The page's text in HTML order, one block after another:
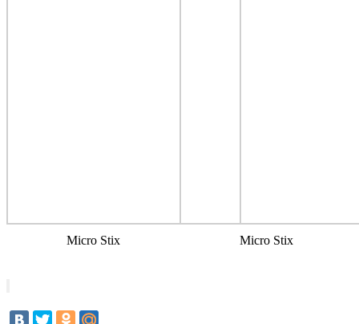
Micro Stix Micro Stix